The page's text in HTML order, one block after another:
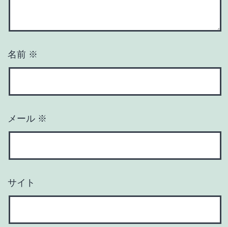
名前 ※
メール ※
サイト